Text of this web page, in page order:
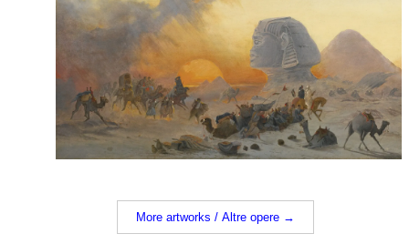
More artworks / Altre opere →